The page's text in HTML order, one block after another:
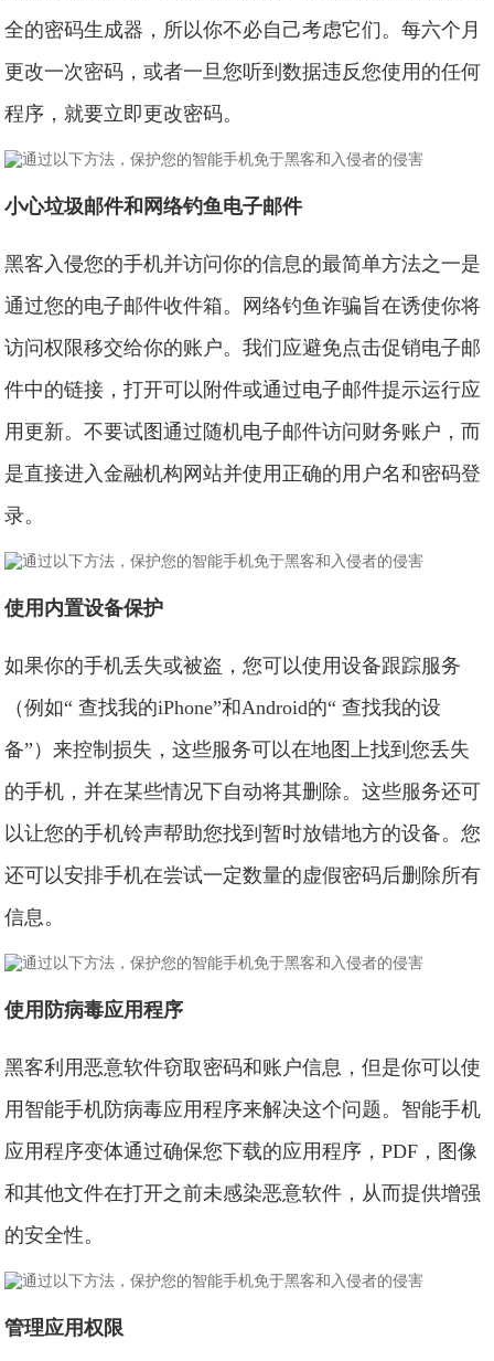
全的密码生成器，所以你不必自己考虑它们。每六个月
更改一次密码，或者一旦您听到数据违反您使用的任何
程序，就要立即更改密码。
小心垃圾邮件和网络钓鱼电子邮件
黑客入侵您的手机并访问你的信息的最简单方法之一是
通过您的电子邮件收件箱。网络钓鱼诈骗旨在诱使你将
访问权限移交给你的账户。我们应避免点击促销电子邮
件中的链接，打开可以附件或通过电子邮件提示运行应
用更新。不要试图通过随机电子邮件访问财务账户，而
是直接进入金融机构网站并使用正确的用户名和密码登
录。
使用内置设备保护
如果你的手机丢失或被盗，您可以使用设备跟踪服务
（例如“ 查找我的iPhone”和Android的“ 查找我的设
备”）来控制损失，这些服务可以在地图上找到您丢失
的手机，并在某些情况下自动将其删除。这些服务还可
以让您的手机铃声帮助您找到暂时放错地方的设备。您
还可以安排手机在尝试一定数量的虚假密码后删除所有
信息。
使用防病毒应用程序
黑客利用恶意软件窃取密码和账户信息，但是你可以使
用智能手机防病毒应用程序来解决这个问题。智能手机
应用程序变体通过确保您下载的应用程序，PDF，图像
和其他文件在打开之前未感染恶意软件，从而提供增强
的安全性。
管理应用权限